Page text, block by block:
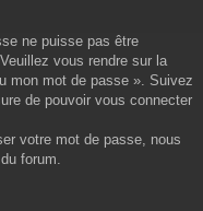
ne puisse pas être
vous rendre sur la
mon mot de passe ». Suivez
de pouvoir vous connecter
votre mot de passe, nous
forum.